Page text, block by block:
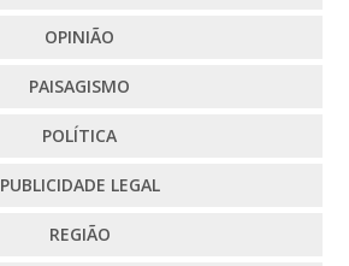
OPINIÃO
PAISAGISMO
POLÍTICA
PUBLICIDADE LEGAL
REGIÃO